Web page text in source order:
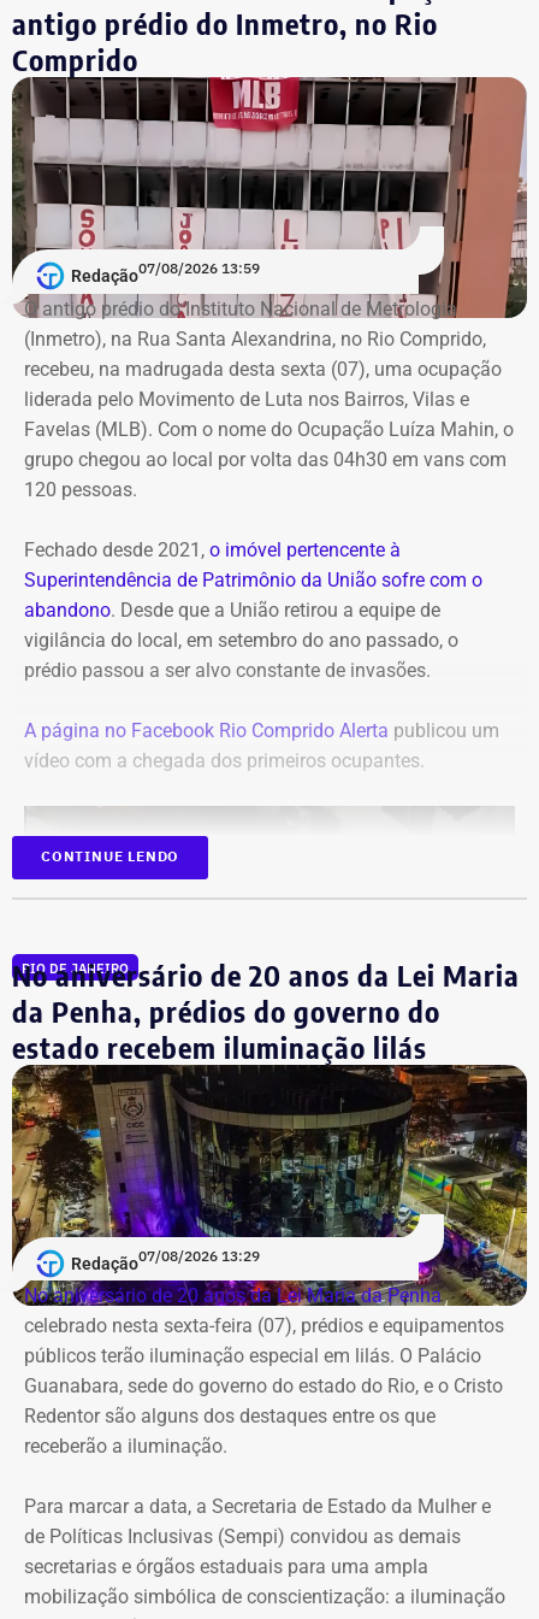
do Rio antes de ser eleito para a Câmara em 2018.
A declaração de bens é uma exigência obrigatória para
todos os candidatos. O sistema do TSE disponibiliza
essas informações para consulta pública com o objetivo
de garantir a transparência sobre a situação financeira
dos candidatos.
antigo prédio do Inmetro, no Rio
Comprido
Redação07/08/2026 13:59
O antigo prédio do Instituto Nacional de Metrologia
(Inmetro), na Rua Santa Alexandrina, no Rio Comprido,
recebeu, na madrugada desta sexta (07), uma ocupação
liderada pelo Movimento de Luta nos Bairros, Vilas e
Favelas (MLB). Com o nome do Ocupação Luíza Mahin, o
grupo chegou ao local por volta das 04h30 em vans com
120 pessoas.
Fechado desde 2021, o imóvel pertencente à
Superintendência de Patrimônio da União sofre com o
abandono. Desde que a União retirou a equipe de
vigilância do local, em setembro do ano passado, o
prédio passou a ser alvo constante de invasões.
A página no Facebook Rio Comprido Alerta publicou um
vídeo com a chegada dos primeiros ocupantes.
Morador da Rua Santa Alexandrina filma chegada de ônibus ao prédio do
Inmetro — Foto: Reprodução/Facebook/Rio Comprido Alerta.
Em maio deste ano, equipés da Prefeitura do Rio
realizaram a lacração do imóvel após negociações com a
Superintendência do Patrimônio da União,
Posteriormente, também no mesmo mês, a SPU decidiu
de instalar novas repartições.
O TEMPO REAL RJ fez contato com a Secretaria de
Ordem Pública (Seop), que informou acompanhar a
CONTINUE LENDO
RIO DE JANEIRO
No aniversário de 20 anos da Lei Maria
da Penha, prédios do governo do
estado recebem iluminação lilás
Redação07/08/2026 13:29
No aniversário de 20 anos da Lei Maria da Penha,
celebrado nesta sexta-feira (07), prédios e equipamentos
públicos terão iluminação especial em lilás. O Palácio
Guanabara, sede do governo do estado do Rio, e o Cristo
Redentor são alguns dos destaques entre os que
receberão a iluminação.
Para marcar a data, a Secretaria de Estado da Mulher e
de Políticas Inclusivas (Sempi) convidou as demais
secretarias e órgãos estaduais para uma ampla
mobilização simbólica de conscientização: a iluminação